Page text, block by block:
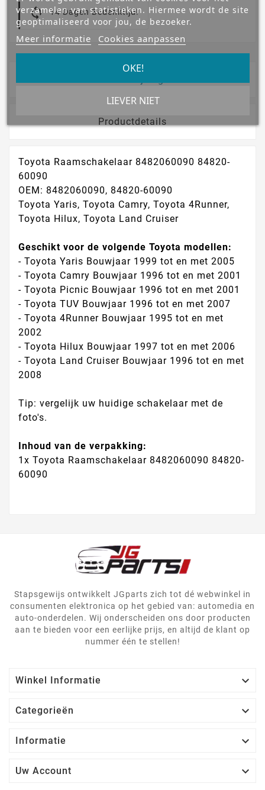
14 Dagen Bedenktijd!
Productdetails
Toyota Raamschakelaar 8482060090 84820-
60090
OEM: 8482060090, 84820-60090
Toyota Yaris, Toyota Camry, Toyota 4Runner,
Toyota Hilux, Toyota Land Cruiser
Geschikt voor de volgende Toyota modellen:
- Toyota Yaris Bouwjaar 1999 tot en met 2005
- Toyota Camry Bouwjaar 1996 tot en met 2001
- Toyota Picnic Bouwjaar 1996 tot en met 2001
- Toyota TUV Bouwjaar 1996 tot en met 2007
- Toyota 4Runner Bouwjaar 1995 tot en met
2002
- Toyota Hilux Bouwjaar 1997 tot en met 2006
- Toyota Land Cruiser Bouwjaar 1996 tot en met
2008
Tip: vergelijk uw huidige schakelaar met de
foto's.
Inhoud van de verpakking:
1x Toyota Raamschakelaar 8482060090 84820-
60090
Stapsgewijs ontwikkelt JGparts zich tot dé webwinkel in
consumenten elektronica op het gebied van: automedia en
auto-onderdelen. Wij onderscheiden ons door producten
aan te bieden voor een eerlijke prijs, en altijd de klant op
nummer één te stellen!
Winkel Informatie 
Categorieën 
Informatie 
Uw Account 
verzamelen van statistieken. Hiermee wordt de site
geoptimaliseerd voor jou, de bezoeker.
Meer informatie Cookies aanpassen
LIEVER NIET
OKE!